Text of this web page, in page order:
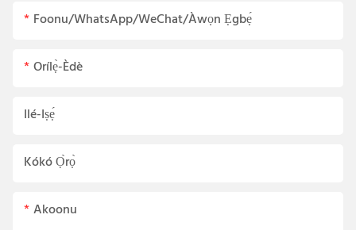
Foonu/WhatsApp/WeChat/Àwọn Ẹgbẹ́
Orílẹ̀-Èdè
Ilé-Iṣẹ́
Kókó Ọ̀rọ̀
Akoonu